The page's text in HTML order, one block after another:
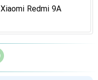
Xiaomi Redmi 9A